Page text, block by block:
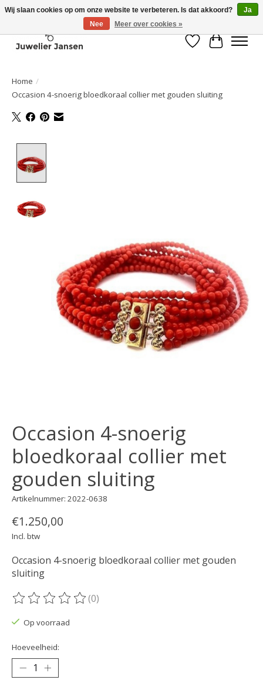
Verlanglijst
Home /
Occasion 4-snoerig bloedkoraal collier met gouden sluiting
Occasion 4-snoerig
bloedkoraal collier met
gouden sluiting
Artikelnummer: 2022-0638
€1.250,00
Incl. btw
Occasion 4-snoerig bloedkoraal collier met gouden
sluiting
De beoordeling van dit product is
(0)
Op voorraad
Hoeveelheid:
Wij slaan cookies op om onze website te verbeteren. Is dat akkoord?
Ja
Nee
Meer over cookies »